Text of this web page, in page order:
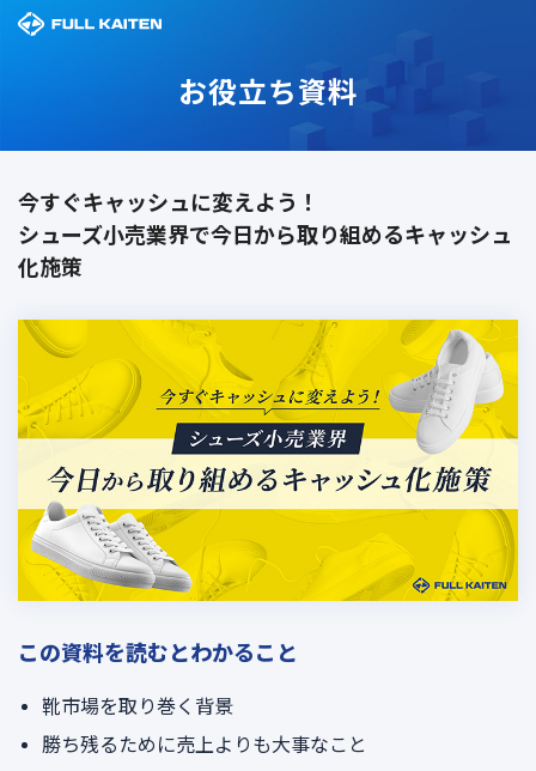
お役立ち資料
今すぐキャッシュに変えよう！
シューズ小売業界で今日から取り組めるキャッシュ
化施策
この資料を読むとわかること
靴市場を取り巻く背景
勝ち残るために売上よりも大事なこと